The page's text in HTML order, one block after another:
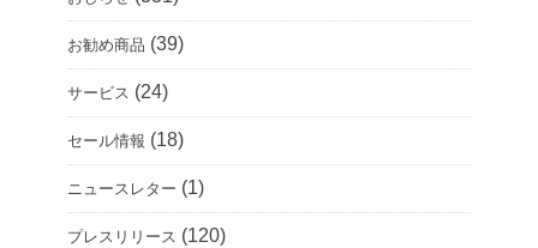
お勧め商品 (39)
サービス (24)
セール情報 (18)
ニュースレター (1)
プレスリリース (120)